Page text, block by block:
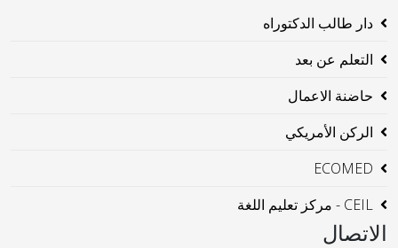
دار طالب الدكتوراه
التعلم عن بعد
حاضنة الاعمال
الركن الأمريكي
ECOMED
CEIL - مركز تعليم اللغة
الاتصال